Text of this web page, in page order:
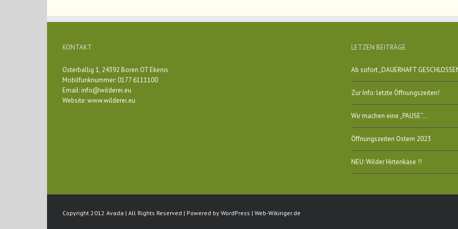
KONTAKT
Osterballig 1, 24392 Boren OT Ekenis
Mobilfunknummer: 0177 6111100
Email:info@wilderei.eu
Website:www.wilderei.eu
LETZEN BEITRÄGE
Ab sofort „DAUERHAFT
Zur Info: letzte Öffnungszeiten!
Wir machen eine „PAUSE“…
Öffnungszeiten Ostern 2023
NEU: Wilder Hirtenkäse !!
Copyright 2012 Avada | All Rights Reserved | Powered by WordPress | Web-Wikinger.de